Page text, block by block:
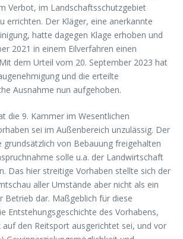
Verbot, im Landschaftsschutzgebiet
errichten. Der Kläger, eine anerkannte
hatte dagegen Klage erhoben und
2021 in einem Eilverfahren einen
dem Urteil vom 20. September 2023 hat
und die erteilte
Ausnahme nun aufgehoben.
die 9. Kammer im Wesentlichen
sei im Außenbereich unzulässig. Der
grundsätzlich von Bebauung freigehalten
solle u.a. der Landwirtschaft
Das hier streitige Vorhaben stellte sich der
aller Umstände aber nicht als ein
Betrieb dar. Maßgeblich für diese
Entstehungsgeschichte des Vorhabens,
auf den Reitsport ausgerichtet sei, und vor